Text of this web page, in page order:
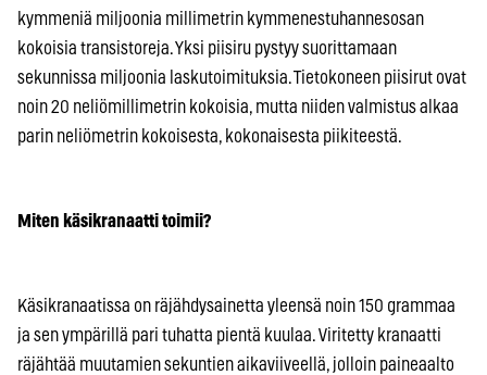
kymmeniä miljoonia millimetrin kymmenestuhannesosan
kokoisia transistoreja. Yksi piisiru pystyy suorittamaan
sekunnissa miljoonia laskutoimituksia. Tietokoneen piisirut ovat
noin 20 neliömillimetrin kokoisia, mutta niiden valmistus alkaa
parin neliömetrin kokoisesta, kokonaisesta piikiteestä.
Miten käsikranaatti toimii?
Käsikranaatissa on räjähdysainetta yleensä noin 150 grammaa
ja sen ympärillä pari tuhatta pientä kuulaa. Viritetty kranaatti
räjähtää muutamien sekuntien aikaviiveellä, jolloin paineaalto